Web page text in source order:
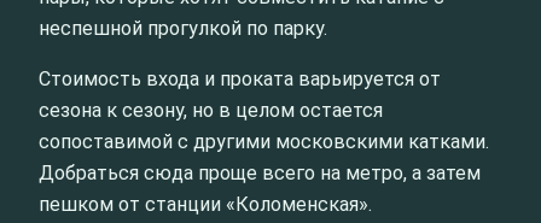
неспешной прогулкой по парку.
Стоимость входа и проката варьируется от
сезона к сезону, но в целом остается
сопоставимой с другими московскими катками.
Добраться сюда проще всего на метро, а затем
пешком от станции «Коломенская».